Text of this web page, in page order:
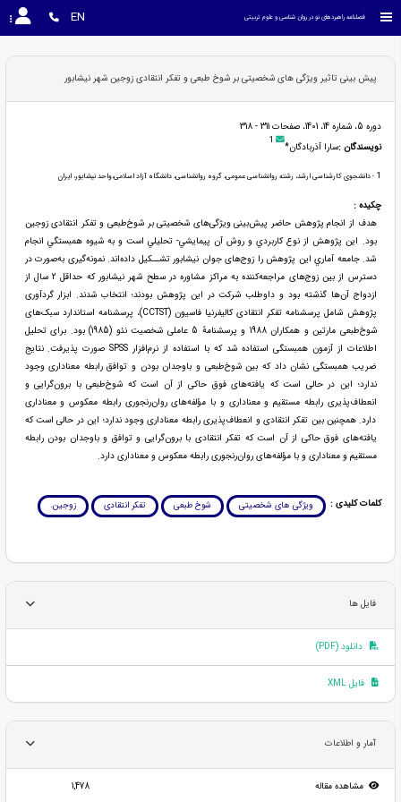
فصلنامه راهبردهای نو در روان شناسی و علوم تربیتی EN
پیش بینی تاثیر ویژگی های شخصیتی بر شوخ طبعی و تفکر انتقادی زوجین شهر نیشابور
دوره 5، شماره 14، 1401، صفحات 311 - 318
نویسندگان :سارا آذربادگان* 1
1 - دانشجوی کارشناسی ارشد، رشته روانشناسی عمومی، گروه روانشناسی، دانشگاه آزاد اسلامی،واحد نیشابور، ایران
چکیده :
هدف از انجام پژوهش حاضر پیش‌بینی ویژگی‌های شخصیتی بر شوخ‌طبعی و تفکر انتقادی زوجین
بود. اين پژوهش از نوع كاربردي و روش آن پيمايشي- تحليلي است و به شيوه همبستگي انجام
شد. جامعه آماري اين پژوهش را زوج‌های جوان نیشابور تشــكيل داده‌اند. نمونه‌گیری به‌صورت در
دسترس از بين زوج‌های مراجعه‌کننده به مراكز مشاوره در سطح شهر نیشابور كه حداقل 2 سال از
ازدواج آن‌ها گذشته بود و داوطلب شركت در اين پژوهش بودند؛ انتخاب شدند. ابزار گردآوری
پژوهش شامل پرسشنامه تفکر انتقادی کالیفرنیا فاسیون (CCTST)، پرسشنامه استاندارد سبک‌های
شوخ‌طبعی مارتین و همکاران 1988 و پرسشنامۀ 5 عاملی شخصیت نئو (1985) بود. برای تحلیل
اطلاعات از آزمون همبستگی استفاده شد که با استفاده از نرم‌افزار SPSS صورت پذیرفت. نتایج
ضریب همبستگی نشان داد که بین شوخ‌طبعی و باوجدان بودن و توافق رابطه معناداری وجود
ندارد؛ این در حالی است که یافته‌های فوق حاکی از آن است که شوخ‌طبعی با برون‌گرایی و
انعطاف‌پذیری رابطه مستقیم و معناداری و با مؤلفه‌های روان‌رنجوری رابطه معکوس و معناداری
دارد. همچنین بین تفکر انتقادی و انعطاف‌پذیری رابطه معناداری وجود ندارد؛ این در حالی است که
یافته‌های فوق حاکی از آن است که تفکر انتقادی با برون‌گرایی و توافق و باوجدان بودن رابطه
مستقیم و معناداری و با مؤلفه‌های روان‌رنجوری رابطه معکوس و معناداری دارد.
کلمات کلیدی : ویژگی های شخصیتی شوخ طبعی تفکر انتقادی زوجین.
فایل ها
دانلود (PDF)
فایل XML
آمار و اطلاعات
مشاهده مقاله 1,478